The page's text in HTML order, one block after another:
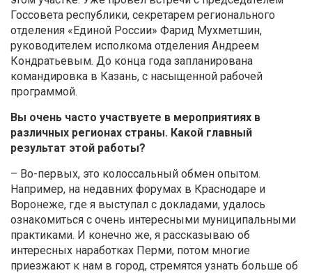
Госсовета республики, секретарем регионального
отделения «Единой России» Фарид Мухметшин,
руководителем исполкома отделения Андреем
Кондратьевым. До конца года запланирована
командировка в Казань, с насыщенной рабочей
программой.
Вы очень часто участвуете в мероприятиях в
различных регионах страны. Какой главный
результат этой работы?
– Во-первых, это колоссальный обмен опытом.
Например, на недавних форумах в Краснодаре и
Воронеже, где я выступал с докладами, удалось
ознакомиться с очень интересными муниципальными
практиками. И конечно же, я рассказываю об
интересных наработках Перми, потом многие
приезжают к нам в город, стремятся узнать больше об